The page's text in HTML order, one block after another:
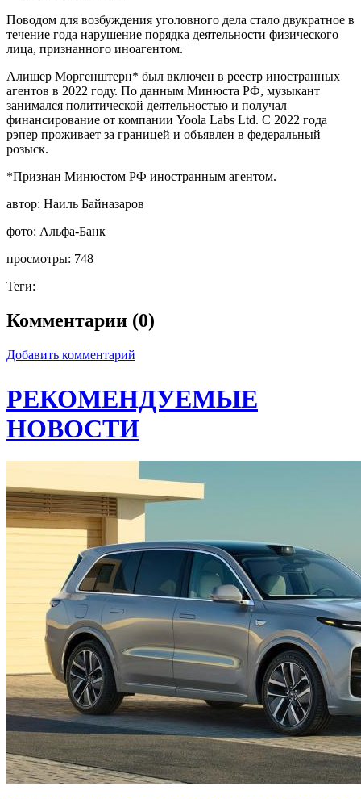
Поводом для возбуждения уголовного дела стало двукратное в
течение года нарушение порядка деятельности физического
лица, признанного иноагентом.
Алишер Моргенштерн* был включен в реестр иностранных
агентов в 2022 году. По данным Минюста РФ, музыкант
занимался политической деятельностью и получал
финансирование от компании Yoola Labs Ltd. С 2022 года
рэпер проживает за границей и объявлен в федеральный
розыск.
*Признан Минюстом РФ иностранным агентом.
автор: Наиль Байназаров
фото: Альфа-Банк
просмотры: 748
Теги:
Комментарии (0)
Добавить комментарий
РЕКОМЕНДУЕМЫЕ
НОВОСТИ